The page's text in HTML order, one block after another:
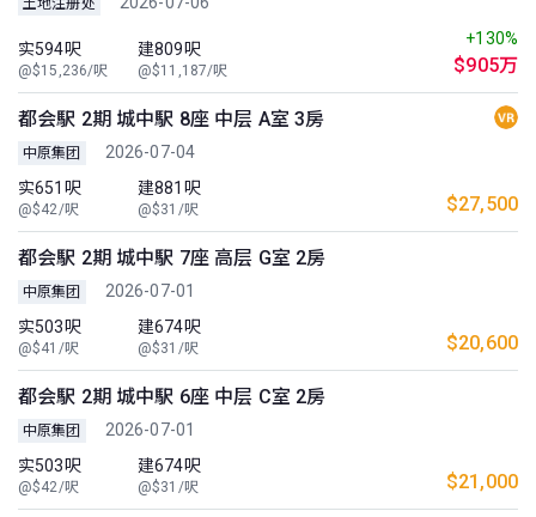
实594呎
@$15,236/呎
建809呎
@$11,187/呎
+130%
$905万
都会駅 2期 城中駅 8座 中层 A室 3房
中原集团
2026-07-04
实651呎
@$42/呎
建881呎
@$31/呎 $27,500
都会駅 2期 城中駅 7座 高层 G室 2房
中原集团
2026-07-01
实503呎
@$41/呎
建674呎
@$31/呎 $20,600
都会駅 2期 城中駅 6座 中层 C室 2房
中原集团
2026-07-01
实503呎
@$42/呎
建674呎
@$31/呎 $21,000